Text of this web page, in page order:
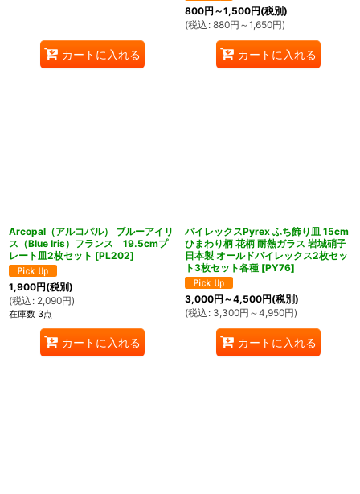
カートに入れる
800円 ～1,500円(税別)
(税込 : 880円 ～1,650円)
カートに入れる
Arcopal（アルコパル） ブルーアイリ
ス（Blue Iris）フランス 19.5cmプ
レート皿2枚セット [PL202]
1,900円(税別)
(税込 : 2,090円)
在庫数 3点
カートに入れる
パイレックスPyrex ふち飾り皿 15cm
ひまわり柄 花柄 耐熱ガラス 岩城硝子
日本製 オールドパイレックス2枚セッ
ト3枚セット各種 [PY76]
3,000円 ～4,500円(税別)
(税込 : 3,300円 ～4,950円)
カートに入れる